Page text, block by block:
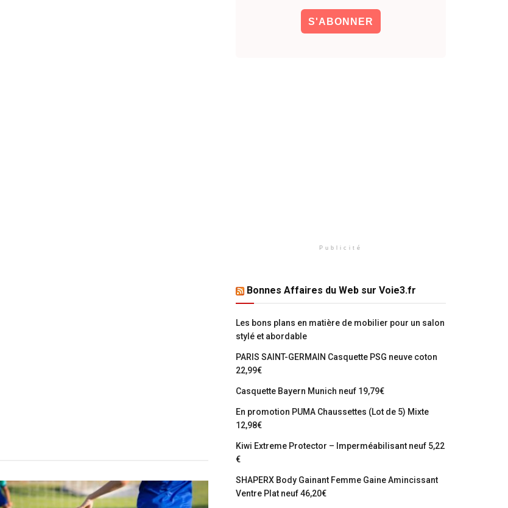
Publicité
Bonnes Affaires du Web sur Voie3.fr
Les bons plans en matière de mobilier pour un salon
stylé et abordable
PARIS SAINT-GERMAIN Casquette PSG neuve coton
22,99€
Casquette Bayern Munich neuf 19,79€
En promotion PUMA Chaussettes (Lot de 5) Mixte
12,98€
Kiwi Extreme Protector – Imperméabilisant neuf 5,22
€
SHAPERX Body Gainant Femme Gaine Amincissant
Ventre Plat neuf 46,20€